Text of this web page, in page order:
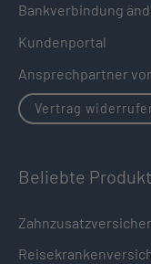
Bankverbindung
Kundenportal
Ansprechpartner
Vertrag
Beliebte